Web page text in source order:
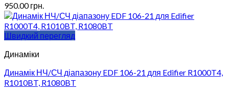
950.00грн.
Швидкий перегляд
Динаміки
Динамік НЧ/СЧ діапазону EDF 106-21 для Edifier R1000T4,
R1010BT, R1080BT